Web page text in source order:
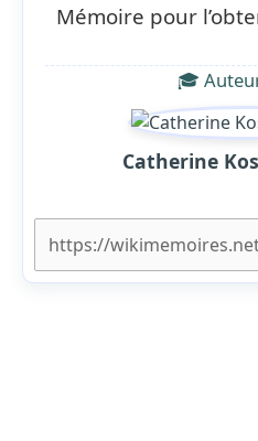
Mémoire pour
🎓
Catherine